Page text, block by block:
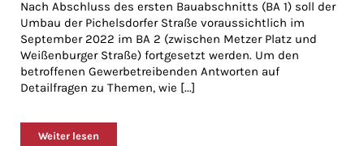
Nach Abschluss des ersten Bauabschnitts (BA 1) soll der
Umbau der Pichelsdorfer Straße voraussichtlich im
September 2022 im BA 2 (zwischen Metzer Platz und
Weißenburger Straße) fortgesetzt werden. Um den
betroffenen Gewerbetreibenden Antworten auf
Detailfragen zu Themen, wie [...]
Weiter lesen